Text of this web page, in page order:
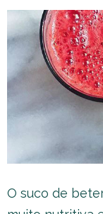
O suco de